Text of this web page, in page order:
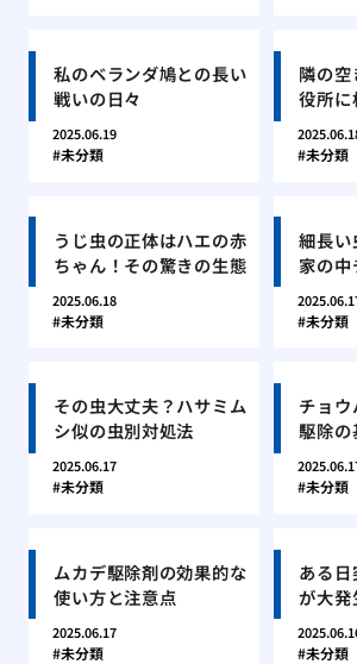
私のベランダ鳩との長い
戦いの日々
2025.06.19
未分類
隣の
役所に
未分類
うじ虫の正体はハエの赤
ちゃん！その驚きの生態
2025.06.18
未分類
細長い
家の中
未分類
その虫大丈夫？ハサミム
シ似の虫別対処法
2025.06.17
未分類
チョウ
駆除の
未分類
ムカデ駆除剤の効果的な
使い方と注意点
2025.06.17
未分類
ある日
が大発
未分類